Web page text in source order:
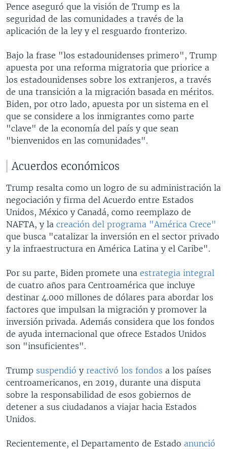
Pence aseguró que la visión de Trump es la
seguridad de las comunidades a través de la
aplicación de la ley y el resguardo fronterizo.
Bajo la frase "los estadounidenses primero", Trump
apuesta por una reforma migratoria que priorice a
los estadounidenses sobre los extranjeros, a través
de una transición a la migración basada en méritos.
Biden, por otro lado, apuesta por un sistema en el
que se considere a los inmigrantes como parte
"clave" de la economía del país y que sean
"bienvenidos en las comunidades".
Acuerdos económicos
Trump resalta como un logro de su administración la
negociación y firma del Acuerdo entre Estados
Unidos, México y Canadá, como reemplazo de
NAFTA, y la creación del programa "América Crece"
que busca "catalizar la inversión en el sector privado
y la infraestructura en América Latina y el Caribe".
Por su parte, Biden promete una estrategia integral
de cuatro años para Centroamérica que incluye
destinar 4.000 millones de dólares para abordar los
factores que impulsan la migración y promover la
inversión privada. Además considera que los fondos
de ayuda internacional que ofrece Estados Unidos
son "insuficientes".
Trump suspendió y reactivó los fondos a los países
centroamericanos, en 2019, durante una disputa
sobre la responsabilidad de esos gobiernos de
detener a sus ciudadanos a viajar hacia Estados
Unidos.
Recientemente, el Departamento de Estado anunció